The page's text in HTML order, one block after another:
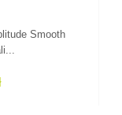
Smooth